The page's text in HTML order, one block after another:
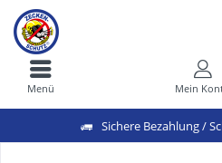
Sichere Bezahlung /
Mein
Menü